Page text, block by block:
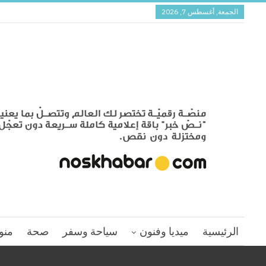
الجمعة, أغسطس 7, 2026
الرئيسية ميديا وفنون سياحة وسفر صحة